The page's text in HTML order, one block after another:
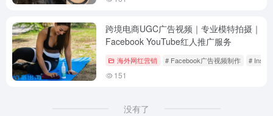
跨境电商UGC广告视频｜专业模特拍摄｜
Facebook YouTube红人推广服务
海外网红营销 # Facebook广告视频制作 #
151
没有了